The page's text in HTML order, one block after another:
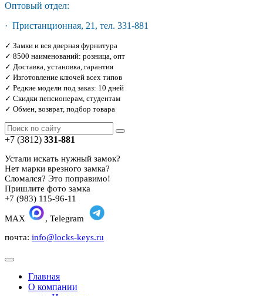
Оптовый отдел:
· Пристанционная, 21, тел. 331-881
✓ Замки и вся дверная фурнитура
✓ 8500 наименований: розница, опт
✓ Доставка, установка, гарантия
✓ Изготовление ключей всех типов
✓ Редкие модели под заказ: 10 дней
✓ Скидки пенсионерам, студентам
✓ Обмен, возврат, подбор товара
+7 (3812) 331-881
Устали искать нужный замок?
Нет марки врезного замка?
Сломался? Это поправимо!
Пришлите фото замка
+7 (983) 115-96-11
MAX
, Telegram
почта: info@locks-keys.ru
Главная
О компании